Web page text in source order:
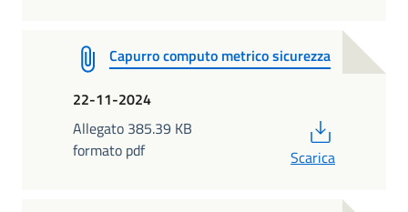
Capurro computo metrico sicurezza
22-11-2024
Allegato 385.39 KB
formato pdf
Scarica